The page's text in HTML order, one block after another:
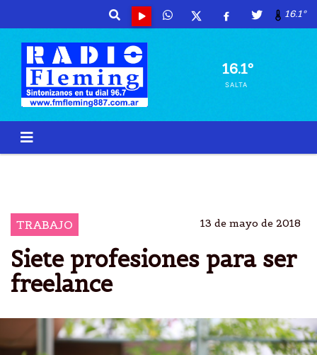
16.1º
16.1º
SALTA
TRABAJO 13 de mayo de 2018
Siete profesiones para ser
freelance